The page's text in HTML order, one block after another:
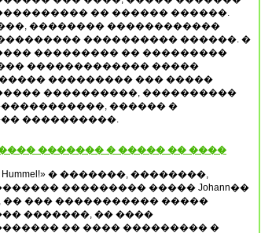
�� ������ ������.
�������� ������������
���������� ������. �
��������� �� ���������
������������� �����
��������� ��� �����
����������, ����������
������ �
����������.
������� � ����� �� ����
Hummel!» � �������, ��������,
��������� ����� Johann��
�� ��� ����������� �����
�������, �� ����
�� ���� ��������� �